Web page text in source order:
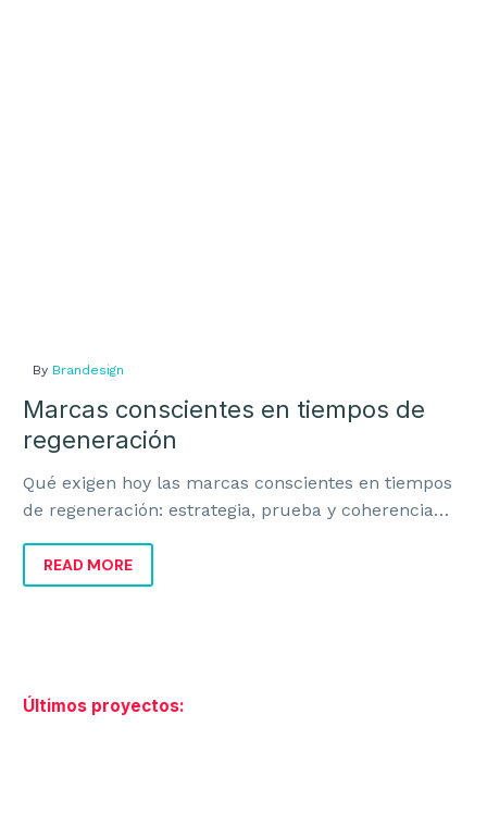
By Brandesign
Marcas conscientes en tiempos de
regeneración
Qué exigen hoy las marcas conscientes en tiempos
de regeneración: estrategia, prueba y coherencia
READ MORE
Últimos proyectos: